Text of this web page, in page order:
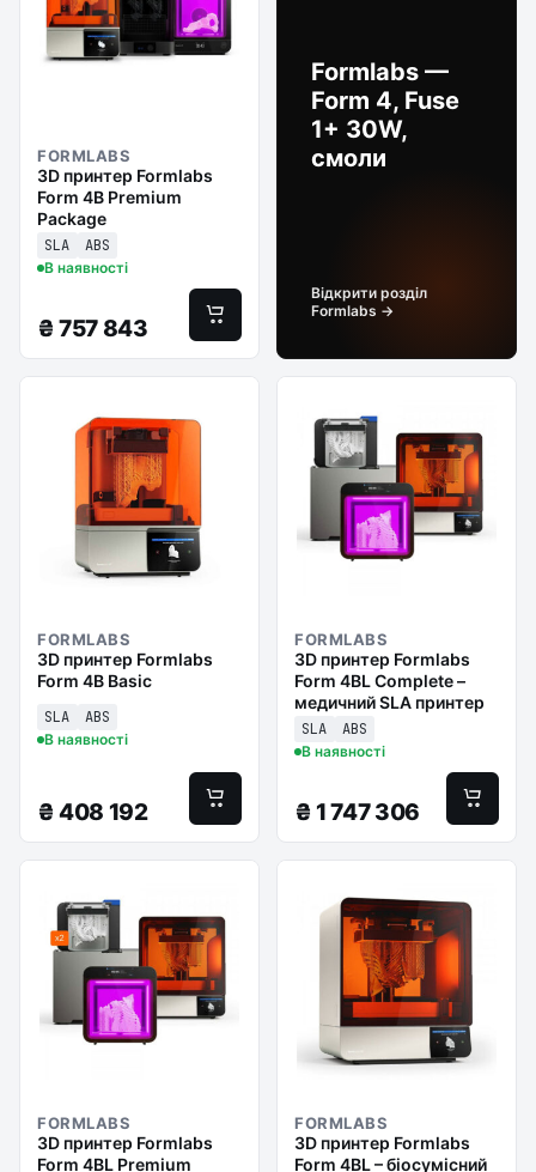
FORMLABS
3D принтер Formlabs
Form 4B Premium
Package
SLA ABS
В наявності
₴ 757 843
Formlabs —
Form 4, Fuse
1+ 30W,
смоли
Відкрити розділ
Formlabs →
FORMLABS
3D принтер Formlabs
Form 4B Basic
SLA ABS
В наявності
₴ 408 192
FORMLABS
3D принтер Formlabs
Form 4BL Complete –
медичний SLA принтер
SLA ABS
В наявності
₴ 1 747 306
FORMLABS
3D принтер Formlabs
Form 4BL Premium
FORMLABS
3D принтер Formlabs
Form 4BL – біосумісний